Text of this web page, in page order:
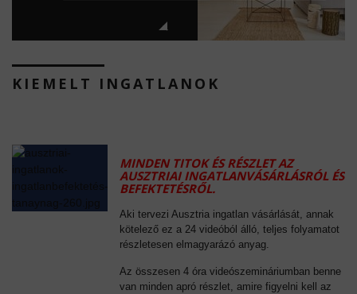
KIEMELT INGATLANOK
MINDEN TITOK ÉS RÉSZLET AZ
AUSZTRIAI INGATLANVÁSÁRLÁSRÓL ÉS
BEFEKTETÉSRŐL.
Aki tervezi Ausztria ingatlan vásárlását, annak
kötelező ez a 24 videóból álló, teljes folyamatot
részletesen elmagyarázó anyag.
Az összesen 4 óra videószemináriumban benne
van minden apró részlet, amire figyelni kell az